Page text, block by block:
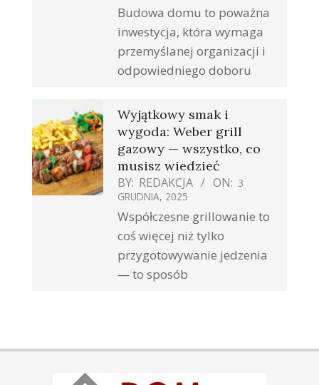
Budowa domu to poważna
inwestycja, która wymaga
przemyślanej organizacji i
odpowiedniego doboru
Wyjątkowy smak i
wygoda: Weber grill
gazowy — wszystko, co
musisz wiedzieć
BY: REDAKCJA ON: 3
GRUDNIA, 2025
Współczesne grillowanie to
coś więcej niż tylko
przygotowywanie jedzenia
— to sposób